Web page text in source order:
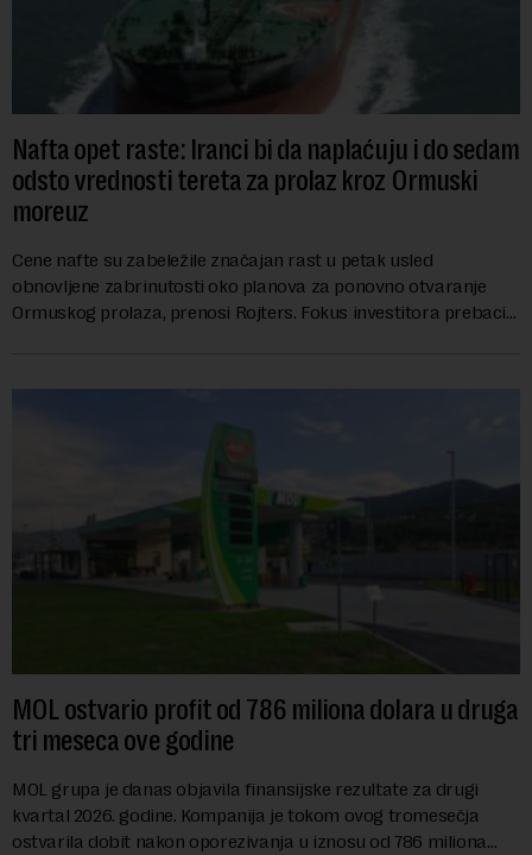
Nafta opet raste: Iranci bi da naplaćuju i do sedam
odsto vrednosti tereta za prolaz kroz Ormuski
moreuz
Cene nafte su zabeležile značajan rast u petak usled
obnovljene zabrinutosti oko planova za ponovno otvaranje
Ormuskog prolaza, prenosi Rojters. Fokus investitora prebacio
MOL ostvario profit od 786 miliona dolara u druga
tri meseca ove godine
MOL grupa je danas objavila finansijske rezultate za drugi
kvartal 2026. godine. Kompanija je tokom ovog tromesečja
ostvarila dobit nakon oporezivanja u iznosu od 786 miliona